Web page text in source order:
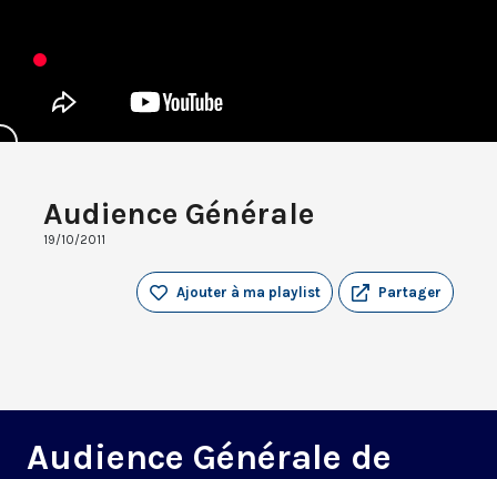
Audience Générale
19/10/2011
Partager
Ajouter à ma playlist
Audience Générale de